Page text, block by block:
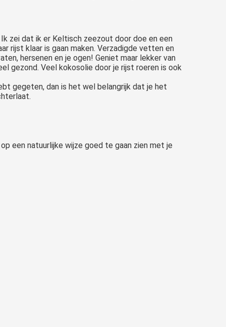
zei dat ik er Keltisch zeezout door doe en een
rijst klaar is gaan maken. Verzadigde vetten en
hersenen en je ogen! Geniet maar lekker van
gezond. Veel kokosolie door je rijst roeren is ook
gegeten, dan is het wel belangrijk dat je het
een natuurlijke wijze goed te gaan zien met je